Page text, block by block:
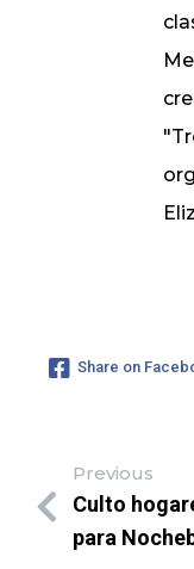
Share on
Previous
Culto
para